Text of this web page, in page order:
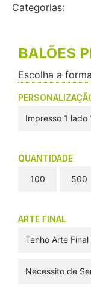
Categorias:
BALÕES
Escolha a
Impresso 1 lado
QUANTIDADE
100
500
ARTE FINAL
Tenho Arte Final
Necessito de